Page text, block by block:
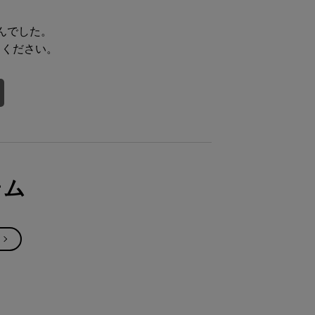
した。
ださい。